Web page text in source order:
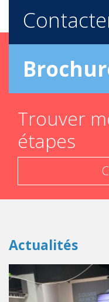
Trouver
étapes
Actualités